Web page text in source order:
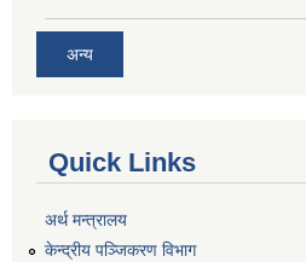
अन्य
Quick Links
अर्थ मन्त्रालय
केन्द्रीय पञ्जिकरण विभाग